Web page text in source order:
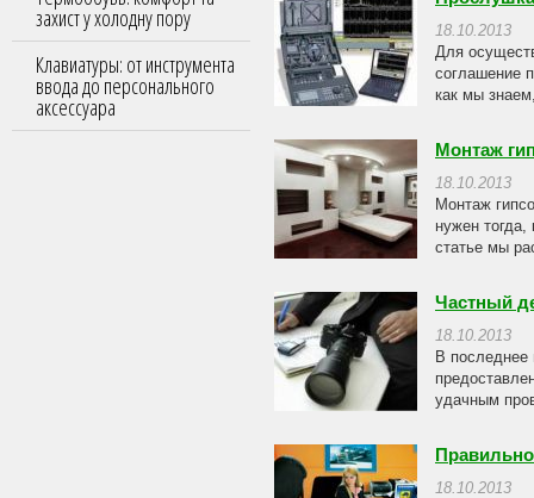
захист у холодну пору
Клавиатуры: от инструмента
ввода до персонального
аксессуара
18.10.2013
Для
соглашение
как мы
Монтаж
18.10.2013
Монтаж
нужен тогда,
статье мы
Частный
18.10.2013
В последнее
удачным
18.10.2013